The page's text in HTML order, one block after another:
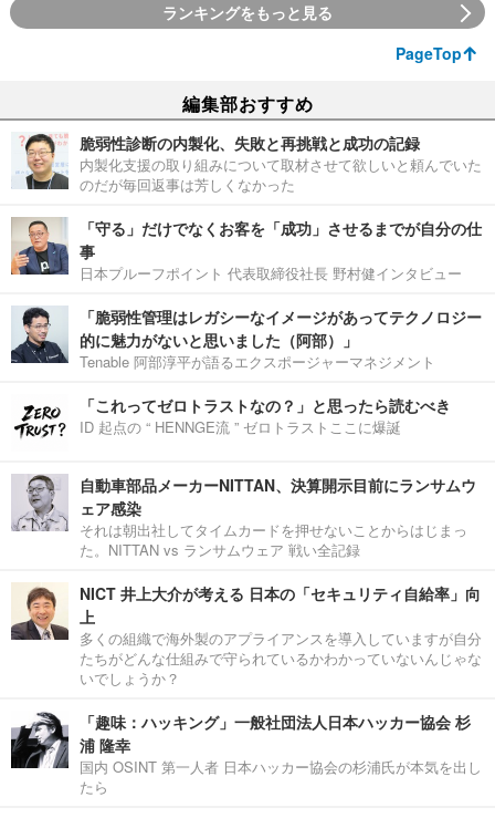
ランキングをもっと見る
PageTop
編集部おすすめ
脆弱性診断の内製化、失敗と再挑戦と成功の記録
内製化支援の取り組みについて取材させて欲しいと頼んでいた
のだが毎回返事は芳しくなかった
「守る」だけでなくお客を「成功」させるまでが自分の仕
事
日本プルーフポイント 代表取締役社長 野村健インタビュー
「脆弱性管理はレガシーなイメージがあってテクノロジー
的に魅力がないと思いました（阿部）」
Tenable 阿部淳平が語るエクスポージャーマネジメント
「これってゼロトラストなの？」と思ったら読むべき
ID 起点の “ HENNGE流 ” ゼロトラストここに爆誕
自動車部品メーカーNITTAN、決算開示目前にランサムウ
ェア感染
それは朝出社してタイムカードを押せないことからはじまっ
た。NITTAN vs ランサムウェア 戦い全記録
NICT 井上大介が考える 日本の「セキュリティ自給率」向
上
多くの組織で海外製のアプライアンスを導入していますが自分
たちがどんな仕組みで守られているかわかっていないんじゃな
いでしょうか？
「趣味：ハッキング」一般社団法人日本ハッカー協会 杉
浦 隆幸
国内 OSINT 第一人者 日本ハッカー協会の杉浦氏が本気を出し
たら